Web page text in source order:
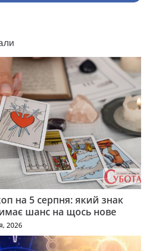
на 5 серпня: який знак
шанс на щось нове
2026